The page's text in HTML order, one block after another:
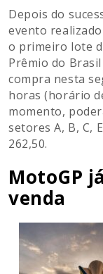
Depois do
evento
o primeiro lote
Prêmio do
compra nesta
horas (horário
momento,
setores A, B, C,
262,50.
MotoGP
venda